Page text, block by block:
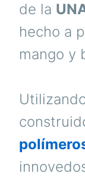
de la
hecho a
mango y